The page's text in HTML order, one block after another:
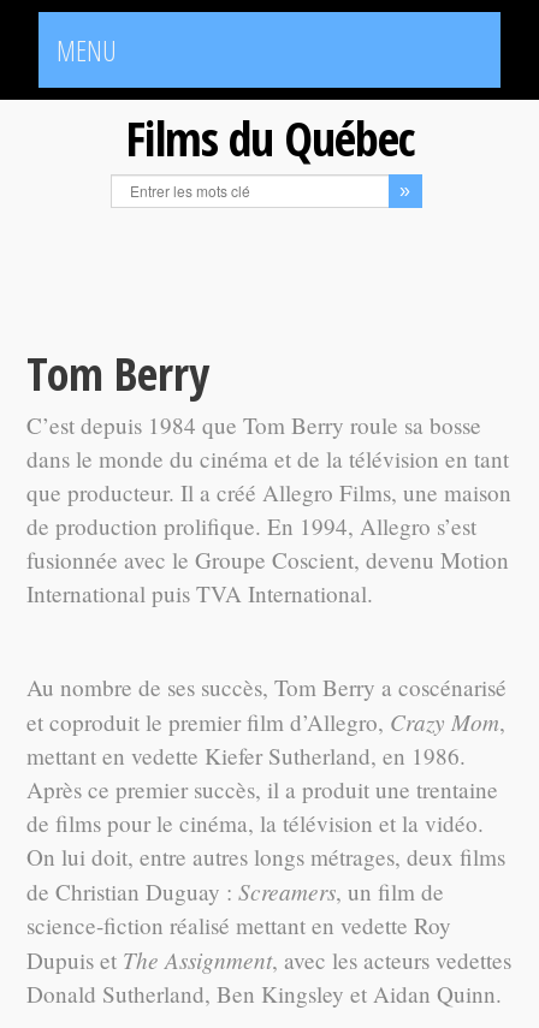
MENU
Films du Québec
Tom Berry
C’est depuis 1984 que Tom Berry roule sa bosse
dans le monde du cinéma et de la télévision en tant
que producteur. Il a créé Allegro Films, une maison
de production prolifique. En 1994, Allegro s’est
fusionnée avec le Groupe Coscient, devenu Motion
International puis TVA International.
Au nombre de ses succès, Tom Berry a coscénarisé
et coproduit le premier film d’Allegro, Crazy Mom,
mettant en vedette Kiefer Sutherland, en 1986.
Après ce premier succès, il a produit une trentaine
de films pour le cinéma, la télévision et la vidéo.
On lui doit, entre autres longs métrages, deux films
de Christian Duguay :Screamers, un film de
science-fiction réalisé mettant en vedette Roy
Dupuis et The Assignment, avec les acteurs vedettes
Donald Sutherland, Ben Kingsley et Aidan Quinn.